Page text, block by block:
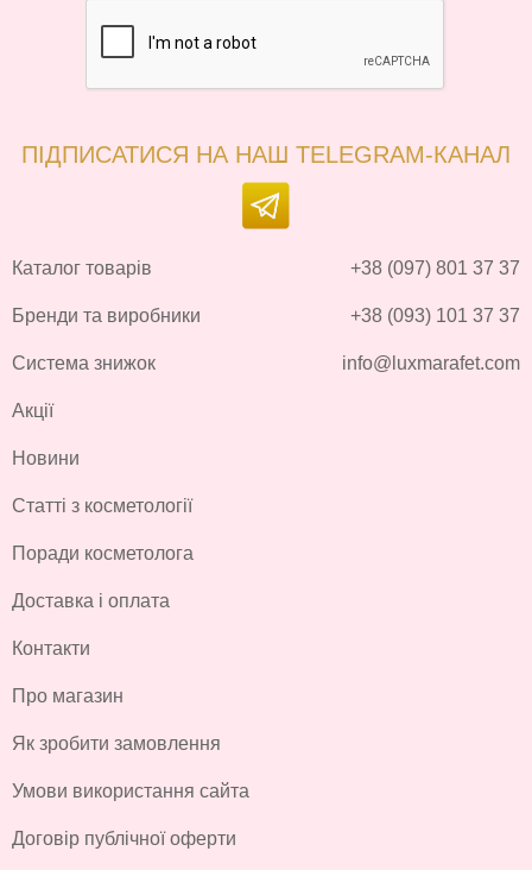
ПІДПИСАТИСЯ НА НАШ TELEGRAM-КАНАЛ
Каталог товарів
Бренди та виробники
Система знижок
Акції
Новини
Статті з косметології
Поради косметолога
Доставка і оплата
Контакти
Про магазин
Як зробити замовлення
Умови використання сайта
Договір публічної оферти
+38 (097) 801 37 37
+38 (093) 101 37 37
info@luxmarafet.com